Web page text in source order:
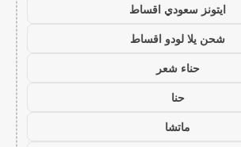
ايتونز سعودي اقساط
شحن يلا لودو اقساط
حناء شعر
حنا
ماتشا